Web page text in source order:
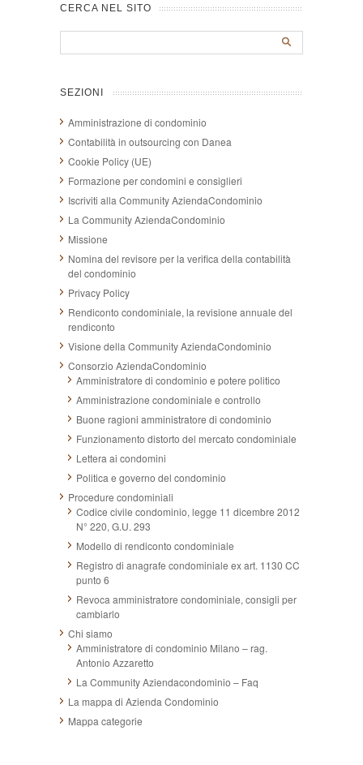
CERCA NEL SITO
SEZIONI
Amministrazione di condominio
Contabilità in outsourcing con Danea
Cookie Policy (UE)
Formazione per condomini e consiglieri
Iscriviti alla Community AziendaCondominio
La Community AziendaCondominio
Missione
Nomina del revisore per la verifica della contabilità
del condominio
Privacy Policy
Rendiconto condominiale, la revisione annuale del
rendiconto
Visione della Community AziendaCondominio
Consorzio AziendaCondominio
Amministratore di condominio e potere politico
Amministrazione condominiale e controllo
Buone ragioni amministratore di condominio
Funzionamento distorto del mercato condominiale
Lettera ai condomini
Politica e governo del condominio
Procedure condominiali
Codice civile condominio, legge 11 dicembre 2012
N° 220, G.U. 293
Modello di rendiconto condominiale
Registro di anagrafe condominiale ex art. 1130 CC
punto 6
Revoca amministratore condominiale, consigli per
cambiarlo
Chi siamo
Amministratore di condominio Milano – rag.
Antonio Azzaretto
La Community Aziendacondominio – Faq
La mappa di Azienda Condominio
Mappa categorie